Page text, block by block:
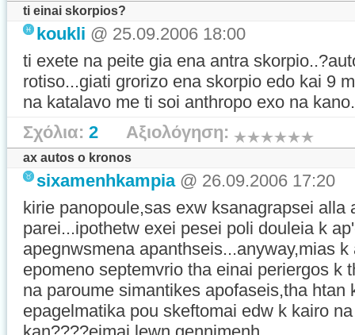
ti einai skorpios?
koukli @ 25.09.2006 18:00
ti exete na peite gia ena antra
rotiso...giati grorizo ena skorpio edo kai 9
na katalavo me ti soi anthropo exo na
Σχόλια: 2 Αξιολόγηση:
ax autos o kronos
sixamenhkampia@ 26.09.2006 17:20
kirie panopoule,sas exw ksanagrapsei alla
parei...ipothetw exei pesei poli douleia k
apegnwsmena apanthseis...anyway,mias
epomeno septemvrio tha einai periergos k
na paroume simantikes apofaseis,tha htan
epagelmatika pou skeftomai edw k kairo